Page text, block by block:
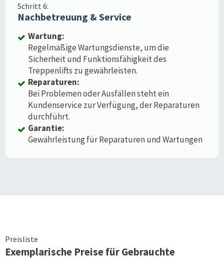
Schritt 6:
Nachbetreuung & Service
Wartung:
Regelmäßige Wartungsdienste, um die
Sicherheit und Funktionsfähigkeit des
Treppenlifts zu gewährleisten.
Reparaturen:
Bei Problemen oder Ausfällen steht ein
Kundenservice zur Verfügung, der Reparaturen
durchführt.
Garantie:
Gewährleistung für Reparaturen und Wartungen
Preisliste
Exemplarische Preise für Gebrauchte